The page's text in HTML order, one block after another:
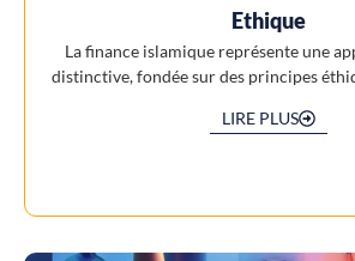
Ethique
La finance islamique représente une
distinctive, fondée sur des principes
LIRE PLUS